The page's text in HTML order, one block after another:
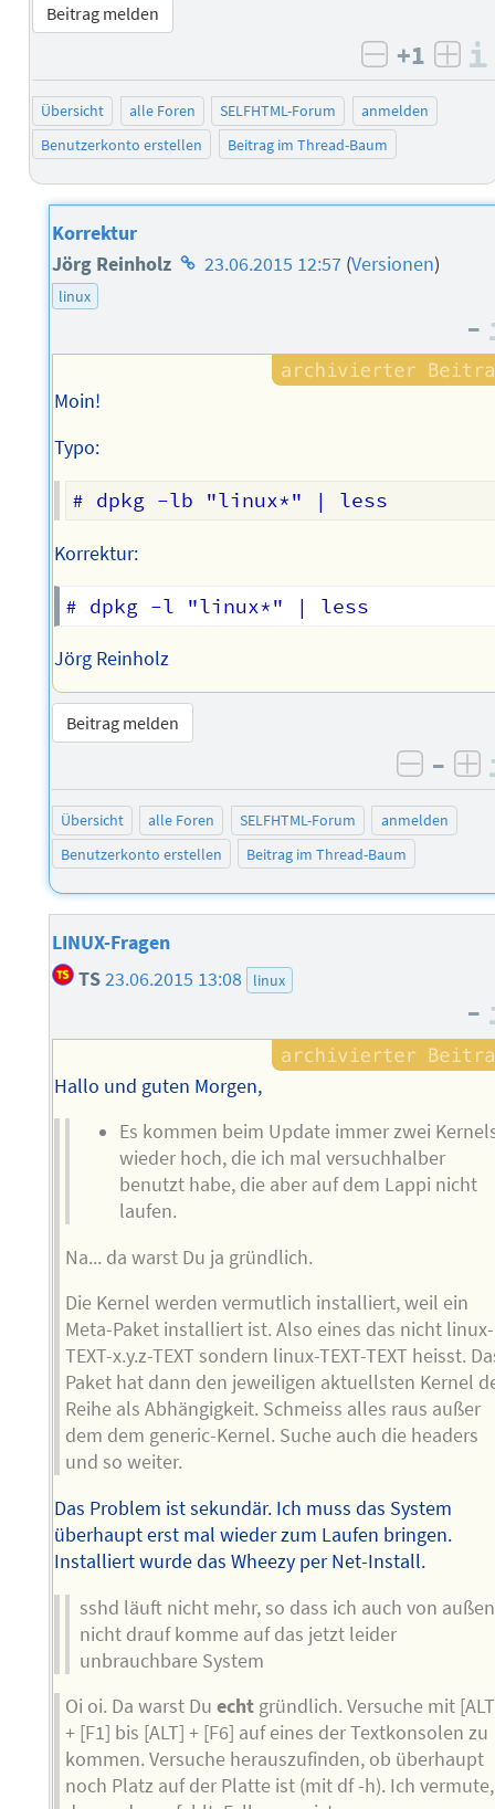
Beitrag melden
negativ
+1
Übersicht alle Foren SELFHTML-Forum
anmelden
Benutzerkonto erstellen
Beitrag im Thread-Baum
Korrektur
Jörg Reinholz Homepage
23.06.2015 12:57 (Versionen)
linux
–
Moin!
Typo:
Korrektur:
Jörg Reinholz
Beitrag melden
–
Übersicht alle Foren SELFHTML-Forum
anmelden
Benutzerkonto erstellen
Beitrag im Thread-Baum
LINUX-Fragen
TS23.06.2015 13:08 linux
–
Hallo und guten Morgen,
Es kommen beim Update immer zwei
wieder hoch, die ich mal versuchhalber
benutzt habe, die aber auf dem Lappi nicht
laufen.
Na... da warst Du ja gründlich.
Die Kernel werden vermutlich installiert, weil ein
Meta-Paket installiert ist. Also eines das nicht linux-
TEXT-x.y.z-TEXT sondern linux-TEXT-TEXT heisst.
Paket hat dann den jeweiligen aktuellsten Kernel
Reihe als Abhängigkeit. Schmeiss alles raus außer
dem dem generic-Kernel. Suche auch die headers
und so weiter.
Das Problem ist sekundär. Ich muss das System
überhaupt erst mal wieder zum Laufen bringen.
Installiert wurde das Wheezy per Net-Install.
sshd läuft nicht mehr, so dass ich auch von außen
nicht drauf komme auf das jetzt leider
unbrauchbare System
Oi oi. Da warst Duecht gründlich. Versuche mit
+ [F1] bis [ALT] + [F6] auf eines der Textkonsolen zu
kommen. Versuche herauszufinden, ob überhaupt
noch Platz auf der Platte ist (mit df -h). Ich vermute,